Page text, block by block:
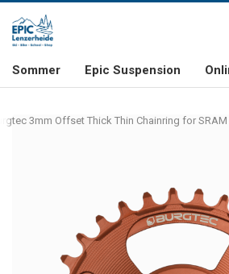
& FREERIDE-SPEZIALIST SCHWEIZER FIRMA
Sommer Epic Suspension
3mm Offset Thick Thin Chainring for